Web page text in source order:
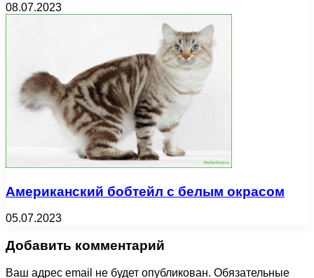
08.07.2023
Американский бобтейл с белым окрасом
05.07.2023
Добавить комментарий
Ваш адрес email не будет опубликован. Обязательные